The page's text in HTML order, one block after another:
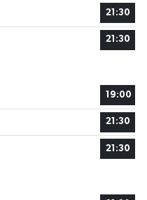
21:30
21:30
19:00
21:30
21:30